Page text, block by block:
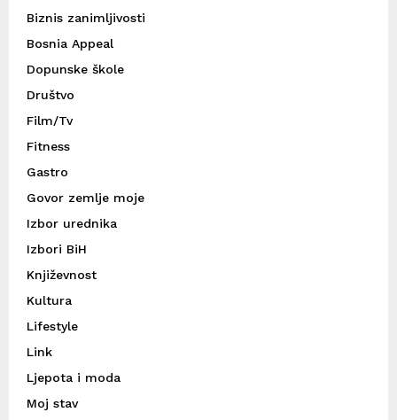
Biznis zanimljivosti
Bosnia Appeal
Dopunske škole
Društvo
Film/Tv
Fitness
Gastro
Govor zemlje moje
Izbor urednika
Izbori BiH
Književnost
Kultura
Lifestyle
Link
Ljepota i moda
Moj stav